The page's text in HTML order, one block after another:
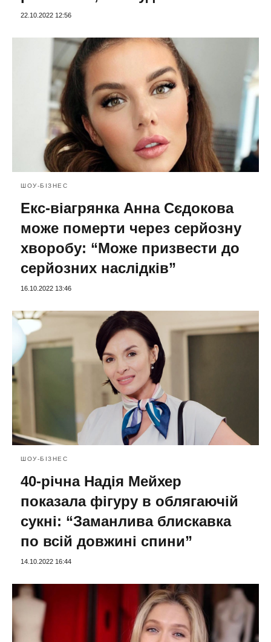
22.10.2022 12:56
ШОУ-БІЗНЕС
Екс-віагрянка Анна Сєдокова
може померти через серйозну
хворобу: “Може призвести до
серйозних наслідків”
16.10.2022 13:46
ШОУ-БІЗНЕС
40-річна Надія Мейхер
показала фігуру в облягаючій
сукні: “Заманлива блискавка
по всій довжині спини”
14.10.2022 16:44